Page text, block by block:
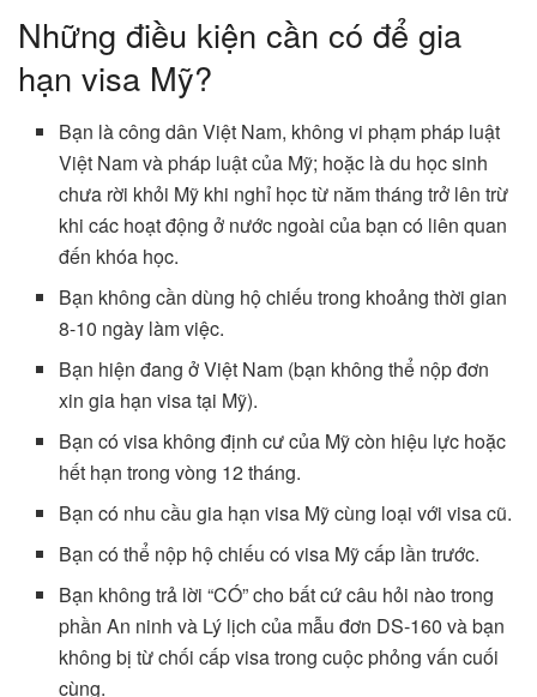
Những điều kiện cần có để gia
hạn visa Mỹ?
Bạn là công dân Việt Nam, không vi phạm pháp luật
Việt Nam và pháp luật của Mỹ; hoặc là du học sinh
chưa rời khỏi Mỹ khi nghỉ học từ năm tháng trở lên trừ
khi các hoạt động ở nước ngoài của bạn có liên quan
đến khóa học.
Bạn không cần dùng hộ chiếu trong khoảng thời gian
8-10 ngày làm việc.
Bạn hiện đang ở Việt Nam (bạn không thể nộp đơn
xin gia hạn visa tại Mỹ).
Bạn có visa không định cư của Mỹ còn hiệu lực hoặc
hết hạn trong vòng 12 tháng.
Bạn có nhu cầu gia hạn visa Mỹ cùng loại với visa cũ.
Bạn có thể nộp hộ chiếu có visa Mỹ cấp lần trước.
Bạn không trả lời “CÓ” cho bất cứ câu hỏi nào trong
phần An ninh và Lý lịch của mẫu đơn DS‐160 và bạn
không bị từ chối cấp visa trong cuộc phỏng vấn cuối
cùng.